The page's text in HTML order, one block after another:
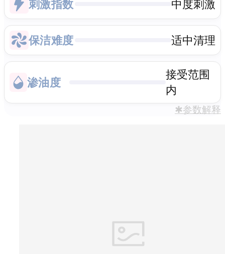
刺激指数 中度刺激
保洁难度 适中清理
渗油度
接受范围
内
✱参数解释